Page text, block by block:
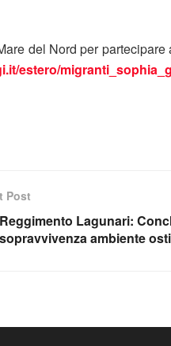
del Nord per
estero/
Post
Reggimento Lagunari:
sopravvivenza ambiente